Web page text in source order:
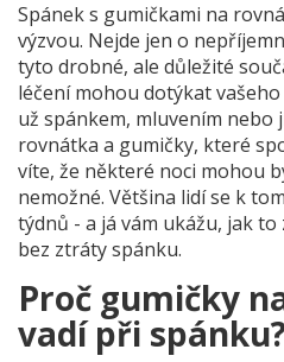
Spánek s gumičkami na
výzvou. Nejde jen o
tyto drobné, ale důležité
léčení mohou dotýkat
už spánkem, mluvením nebo
rovnátka a gumičky, které
víte, že některé noci mohou
nemožné. Většina lidí se k
týdnů - a já vám ukážu, jak
bez ztráty spánku.
Proč gumičky
vadí při